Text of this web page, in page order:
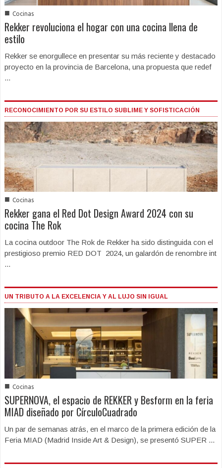
■ Cocinas
Rekker revoluciona el hogar con una cocina llena de
estilo
Rekker se enorgullece en presentar su más reciente y destacado
proyecto en la provincia de Barcelona, una propuesta que redef
...
RECONOCIMIENTO POR SU ESTILO SUBLIME Y SOFISTICACIÓN
■ Cocinas
Rekker gana el Red Dot Design Award 2024 con su
cocina The Rok
La cocina outdoor The Rok de Rekker ha sido distinguida con el
prestigioso premio RED DOT 2024, un galardón de renombre int
...
UN TRIBUTO A LA EXCELENCIA Y AL LUJO SIN IGUAL
■ Cocinas
SUPERNOVA, el espacio de REKKER y Besform en la feria
MIAD diseñado por CírculoCuadrado
Un par de semanas atrás, en el marco de la primera edición de la
Feria MIAD (Madrid Inside Art & Design), se presentó SUPER ...